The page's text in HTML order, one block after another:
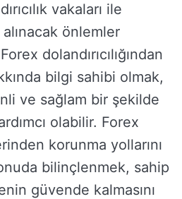
vakaları ile
önlemler
dolandırıcılığından
bilgi sahibi olmak,
ve sağlam bir şekilde
olabilir. Forex
korunma yollarını
bilinçlenmek, sahip
güvende kalmasını